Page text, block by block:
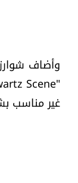
غير مناسب